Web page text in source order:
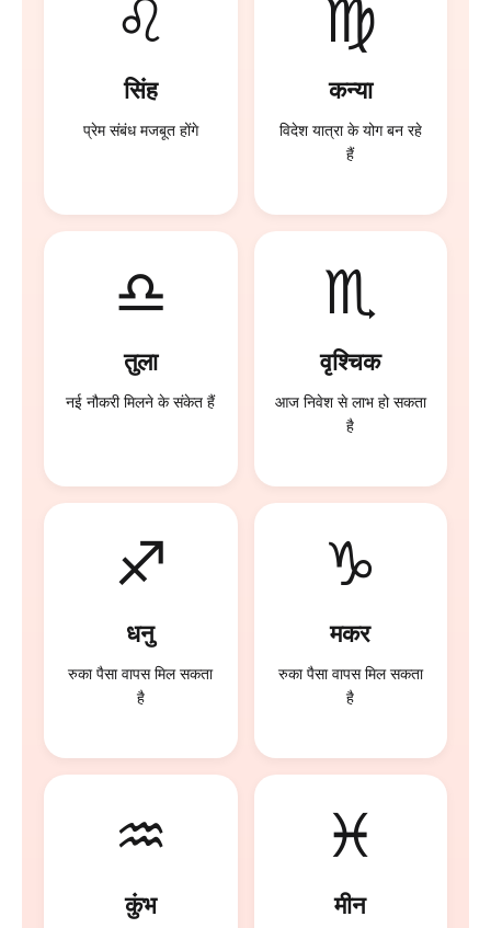
♌
सिंह
प्रेम संबंध मजबूत होंगे
♍
कन्या
विदेश यात्रा के योग बन रहे
हैं
♎
तुला
नई नौकरी मिलने के संकेत हैं
♏
वृश्चिक
आज निवेश से लाभ हो सकता
है
♐
धनु
रुका पैसा वापस मिल सकता
है
♑
मकर
रुका पैसा वापस मिल सकता
है
♒
कुंभ
♓
मीन